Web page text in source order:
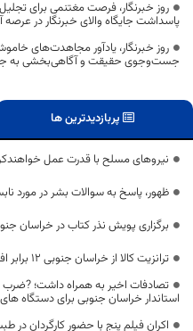
روز خبرنگار، فرصت مغتنمی برای
پاسداشت جایگاه والای خبرنگار در
روز خبرنگار، یادآور مجاهدت‌های
جست‌وجوی حقیقت و آگاهی‌بخشی به
پربازدیدترین ها
نیروهای مسلح با قدرت عمل
ظهور، پاسخ به سوالات بشر در مورد
برگزاری پویش نذر کتاب در خراسان
ترانزیت کالا از خراسان جنوبی ۱۲ برابر افزایش یافت
تصادفات اخیر به همراه داشت؛ ?ضرب
استاندار خراسان جنوبی برای دستگاه
اکران فیلم پنج با حضور کارگردان در